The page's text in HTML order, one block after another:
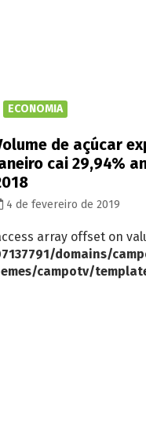
ECONOMIA
de açúcar
cai 29,94%
4 de fevereiro de 2019
array offset on
domains/
campotv/